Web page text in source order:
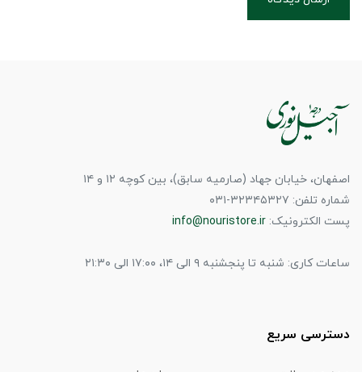
اصفهان، خیابان جهاد (صارمیه سابق)، بین کوچه ۱۲ و ۱۴
شماره تلفن: ۳۲۳۴۵۳۲۷-۰۳۱
پست الکترونیک: info@nouristore.ir
ساعات کاری: شنبه تا پنجشنبه ۹ الی ۱۴، ۱۷:۰۰ الی ۲۱:۳۰
دسترسی سریع